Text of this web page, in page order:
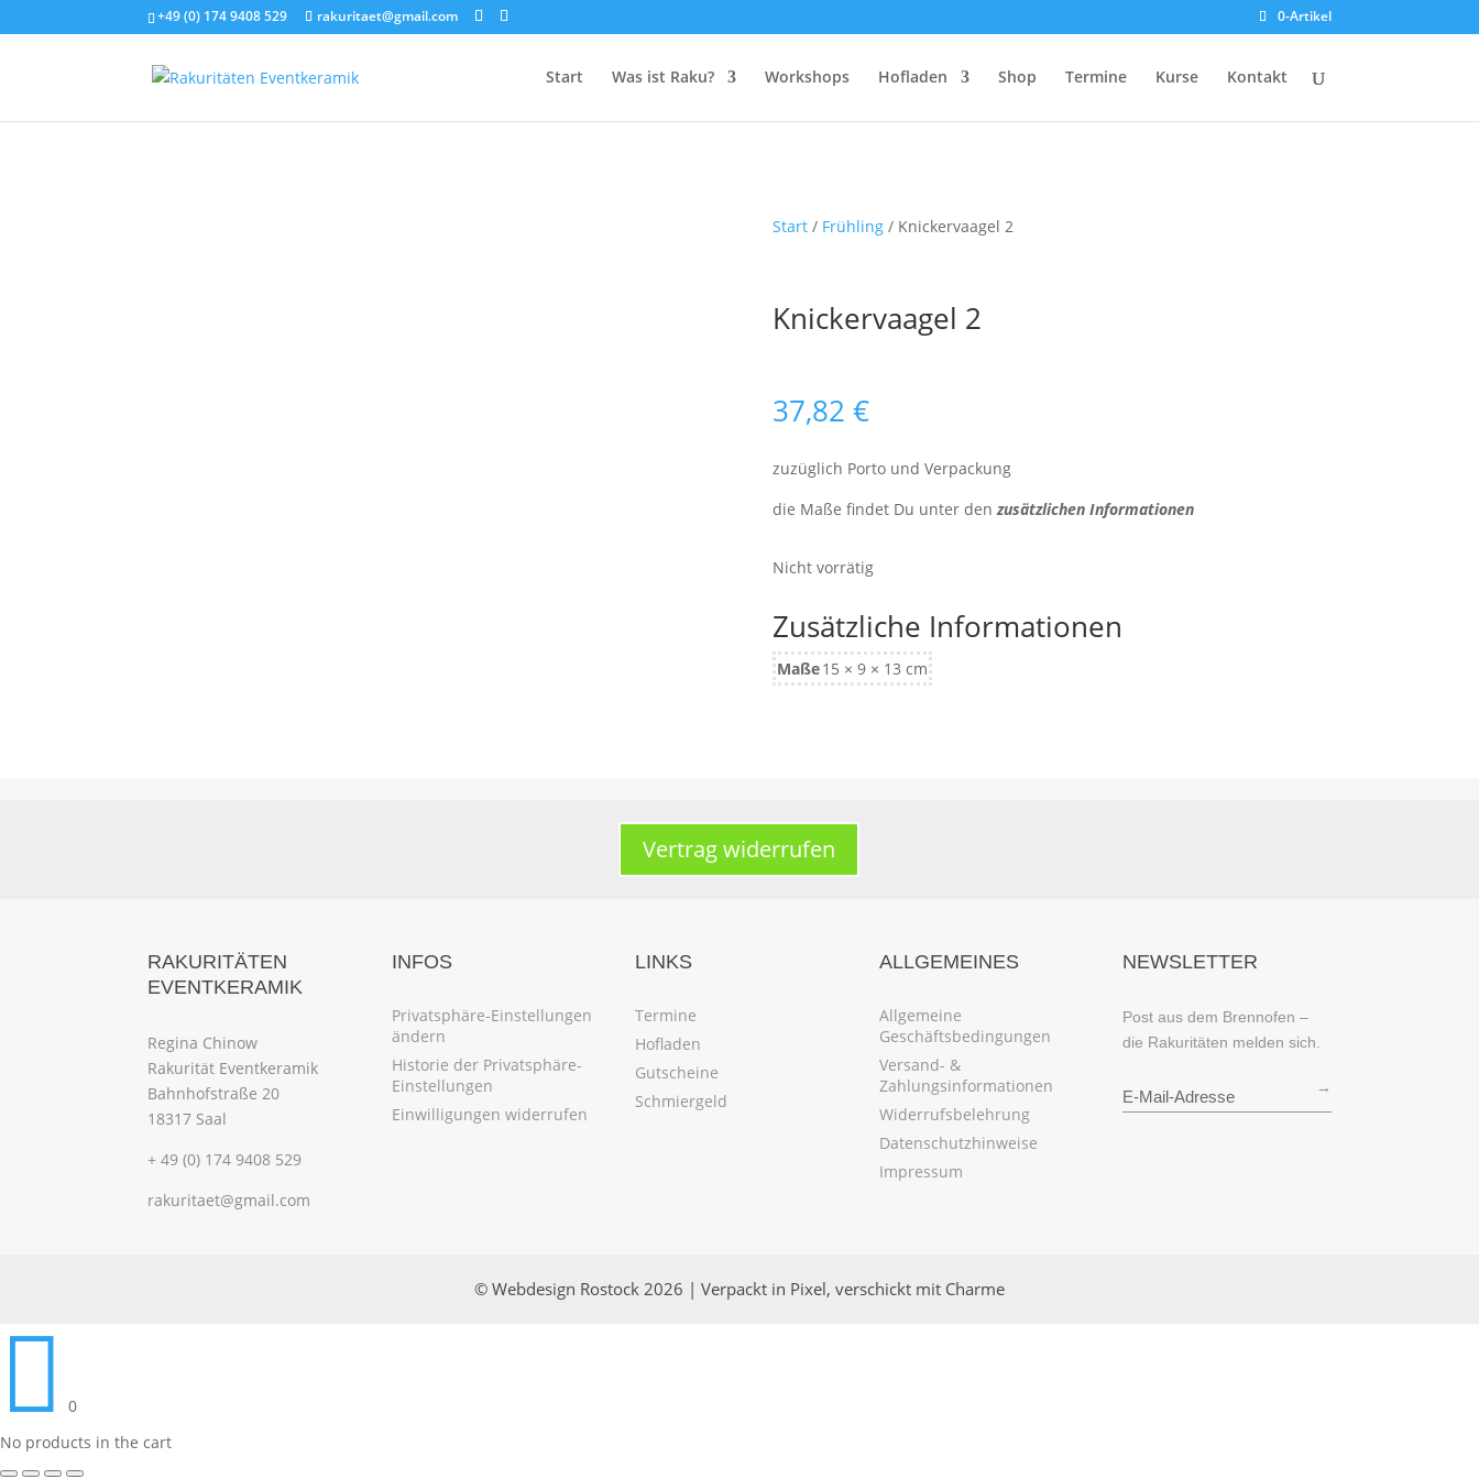
+49 (0) 174 9408 529 rakuritaet@gmail.com 0-Artikel
Start Was ist Raku? Workshops Hofladen Shop Termine Kurse Kontakt
Start/ Frühling/ Knickervaagel 2
Knickervaagel 2
37,82 €
zuzüglich Porto und Verpackung
die Maße findet Du unter denzusätzlichen Informationen
Nicht vorrätig
Zusätzliche Informationen
Maße15 × 9 × 13 cm
Vertrag widerrufen
RAKURITÄTEN
EVENTKERAMIK
Regina Chinow
Rakurität Eventkeramik
Bahnhofstraße 20
18317 Saal
+ 49 (0) 174 9408 529
rakuritaet@gmail.com
INFOS
Privatsphäre-Einstellungen
ändern
Historie der Privatsphäre-
Einstellungen
Einwilligungen widerrufen
LINKS
Termine
Hofladen
Gutscheine
Schmiergeld
ALLGEMEINES
Allgemeine
Geschäftsbedingungen
Versand- &
Zahlungsinformationen
Widerrufsbelehrung
Datenschutzhinweise
Impressum
NEWSLETTER
Post aus dem Brennofen –
die Rakuritäten melden sich.
→
© Webdesign Rostock 2026 | Verpackt in Pixel, verschickt mit Charme

0
No products in the cart